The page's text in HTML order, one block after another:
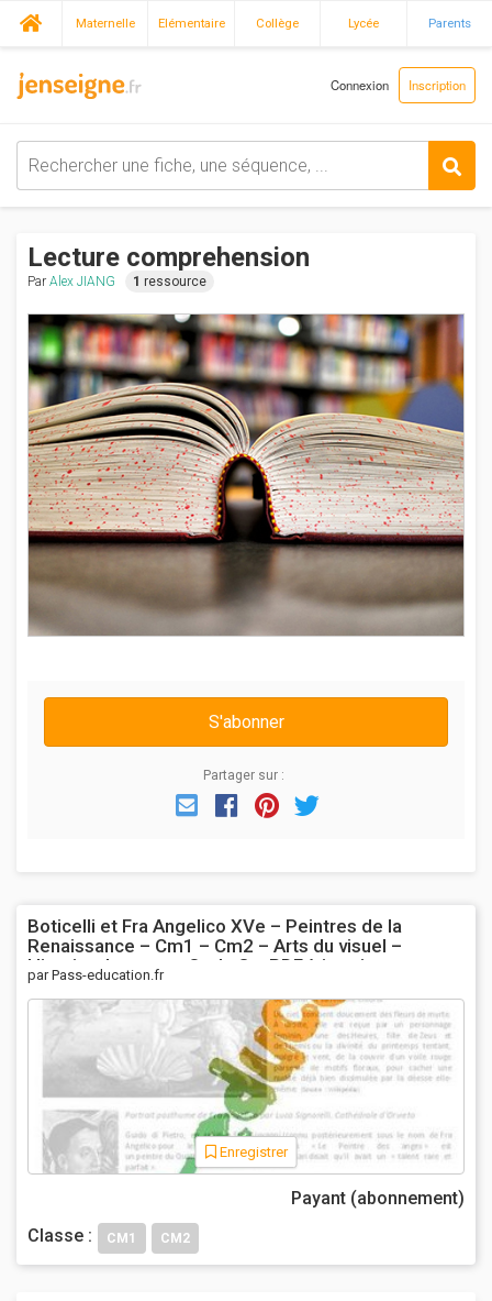
Maternelle Elémentaire Collège Lycée Parents
Connexion Inscription
Lecture comprehension
Par Alex JIANG 1 ressource
S'abonner
Partager sur :
EmailFacebook
Pinterest
Boticelli et Fra Angelico XVe – Peintres de la
Renaissance – Cm1 – Cm2 – Arts du visuel –
Histoire des arts – Cycle 3 – PDF à imprimer
par Pass-education.fr
Enregistrer
Payant (abonnement)
Classe :
CM1 CM2